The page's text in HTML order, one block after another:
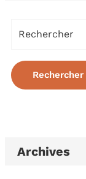
Archives